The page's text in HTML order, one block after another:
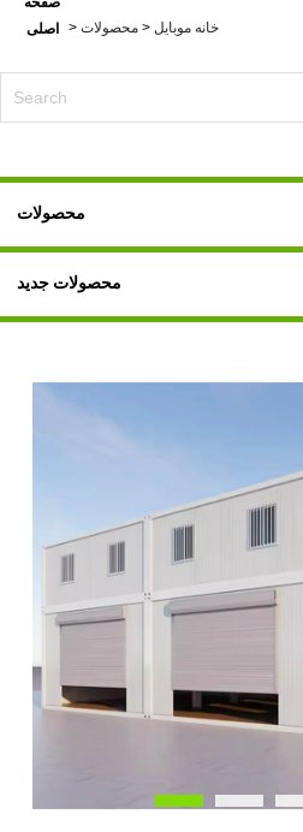
اصلی
> محصولات > خانه موبایل
محصولات
محصولات جدید